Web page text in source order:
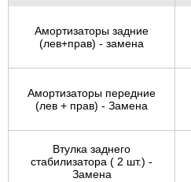
Амортизаторы задние
(лев+прав) - замена
Амортизаторы передние
(лев + прав) - Замена
Втулка заднего
стабилизатора ( 2 шт.) -
Замена